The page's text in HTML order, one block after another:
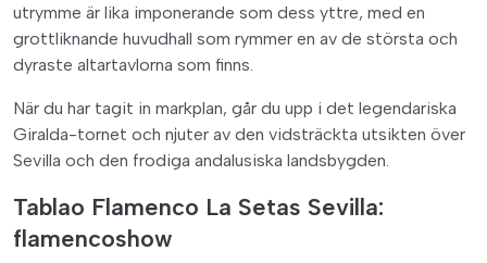
utrymme är lika imponerande som dess yttre, med en
grottliknande huvudhall som rymmer en av de största och
dyraste altartavlorna som finns.
När du har tagit in markplan, går du upp i det legendariska
Giralda-tornet och njuter av den vidsträckta utsikten över
Sevilla och den frodiga andalusiska landsbygden.
Tablao Flamenco La Setas Sevilla:
flamencoshow